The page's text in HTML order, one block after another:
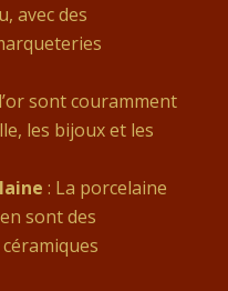
avec des
sont couramment
les bijoux et les
: La porcelaine
sont des